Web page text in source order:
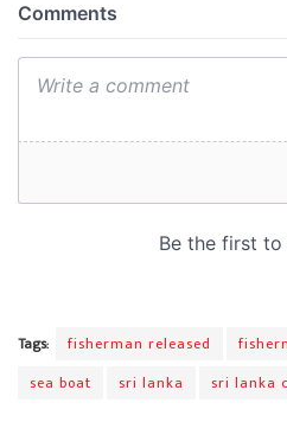
Tags: fisherman released
sea boat
sri lanka sri lanka